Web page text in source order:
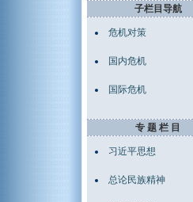
子栏目导航
危机对策
国内危机
国际危机
专 题 栏 目
习近平思想
总论民族精神